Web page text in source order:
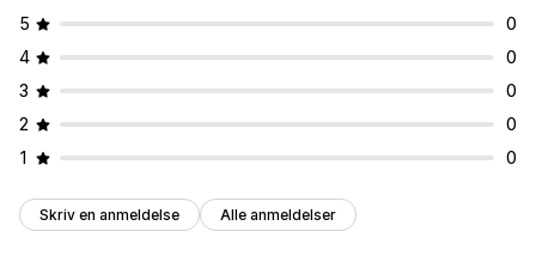
5
0
4
0
3
0
2
0
1
0
Skriv en anmeldelse Alle anmeldelser